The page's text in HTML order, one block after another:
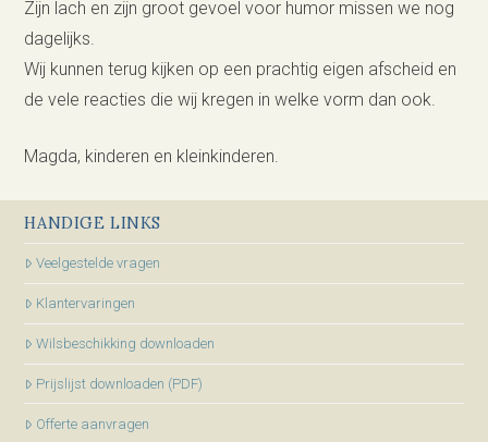
Zijn lach en zijn groot gevoel voor humor missen we nog
dagelijks.
Wij kunnen terug kijken op een prachtig eigen afscheid en
de vele reacties die wij kregen in welke vorm dan ook.
Magda, kinderen en kleinkinderen.
HANDIGE LINKS
Veelgestelde vragen
Klantervaringen
Wilsbeschikking downloaden
Prijslijst downloaden (PDF)
Offerte aanvragen